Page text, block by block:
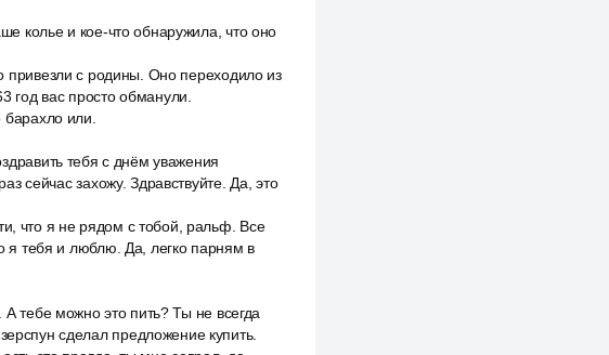
колье и кое-что обнаружила, что оно
привезли с родины. Оно переходило из
год вас просто обманули.
барахло или.
тебя с днём уважения
сейчас захожу. Здравствуйте. Да, это
что я не рядом с тобой, ральф. Все
я тебя и люблю. Да, легко парням в
тебе можно это пить? Ты не всегда
сделал предложение купить.